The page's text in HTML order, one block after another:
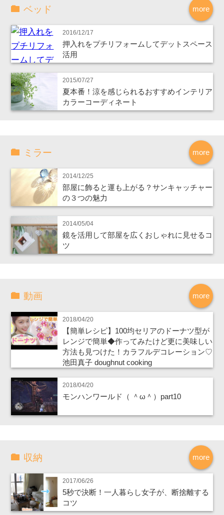
more
ベッド
2016/12/17
押入れをプチリフォームしてデットスペース
活用
2015/07/27
夏本番！涼を感じられるおすすめインテリア
カラーコーディネート
more
ミラー
2014/12/25
部屋に飾ると運も上がる？サンキャッチャー
の３つの魅力
2014/05/04
鏡を活用して部屋を広くおしゃれに見せるコ
ツ
more
動画
2018/04/20
【簡単レシピ】100均セリアのドーナツ型が
レンジで簡単◆作ってみたけど更に美味しい
方法も見つけた！カラフルデコレーション♡
池田真子 doughnut cooking
2018/04/20
モンハンワールド（ ＾ω＾）part10
more
収納
2017/06/26
5秒で決断！一人暮らし女子が、断捨離する
コツ